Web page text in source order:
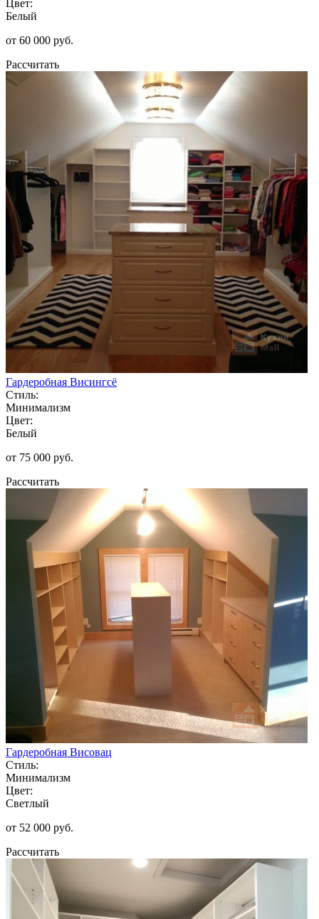
Цвет:
Белый
от 60 000 руб.
Рассчитать
Гардеробная Висингсё
Стиль:
Минимализм
Цвет:
Белый
от 75 000 руб.
Рассчитать
Гардеробная Висовац
Стиль:
Минимализм
Цвет:
Светлый
от 52 000 руб.
Рассчитать